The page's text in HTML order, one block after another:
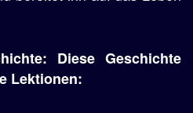
Diese Geschichte
Lektionen: